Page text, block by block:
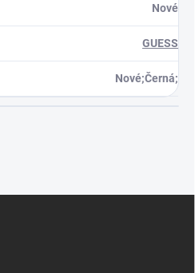
Nové
GUESS
Nové;Černá;